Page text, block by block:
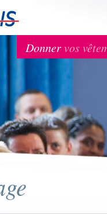
Donnervos